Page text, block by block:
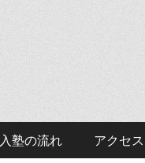
入塾の流れ アクセス